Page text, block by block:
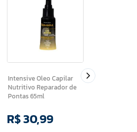
Intensive Oleo Capilar
Nutritivo Reparador de
Pontas 65ml
R$30,99